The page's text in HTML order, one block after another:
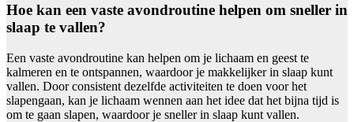
Hoe kan een vaste avondroutine helpen om sneller in
slaap te vallen?
Een vaste avondroutine kan helpen om je lichaam en geest te
kalmeren en te ontspannen, waardoor je makkelijker in slaap kunt
vallen. Door consistent dezelfde activiteiten te doen voor het
slapengaan, kan je lichaam wennen aan het idee dat het bijna tijd is
om te gaan slapen, waardoor je sneller in slaap kunt vallen.